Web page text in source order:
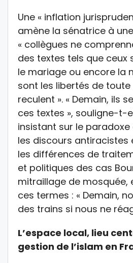
Une « inflation
amène la sénatrice à
« collègues ne
des textes tels que ceux
le mariage ou encore la
sont les libertés de
reculent ». « Demain, ils
ces textes », souligne-t-
insistant sur le
les discours antiracistes
les différences de
et politiques des cas
mitraillage de mosquée,
ces termes : « Demain,
des trains si nous ne
L’espace local, lieu
gestion de l’islam en